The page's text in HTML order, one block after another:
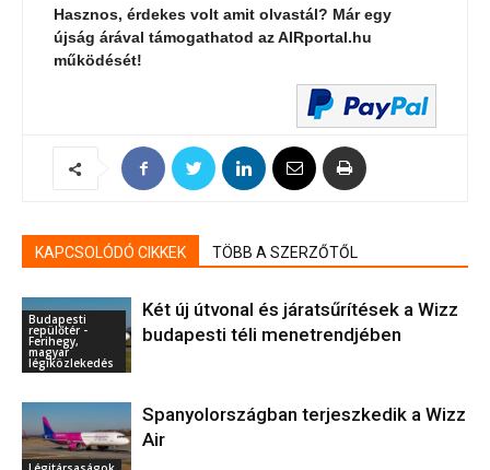
Hasznos, érdekes volt amit olvastál? Már egy
újság árával támogathatod az AIRportal.hu
működését!
KAPCSOLÓDÓ CIKKEK TÖBB A SZERZŐTŐL
Budapesti
repülőtér -
Ferihegy,
magyar
légiközlekedés
Két új útvonal és járatsűrítések a Wizz
budapesti téli menetrendjében
Spanyolországban terjeszkedik a Wizz
Air